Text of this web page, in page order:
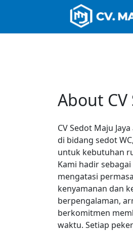
About CV
CV Sedot Maju
di bidang sedot
untuk kebutuhan
Kami hadir
mengatasi
kenyamanan dan
berpengalaman,
berkomitmen
waktu. Setiap